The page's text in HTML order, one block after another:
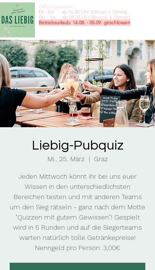
Öffnungszeiten:
Di - Mi: ab 16:30 Uhr (Dinner + Drinks)
Do - Sa: ab 09:30 Uhr (Brunch + Dinner)
Betriebsurlaub: 14.08. - 05.09. geschlossen
Liebig-Pubquiz
Mi., 25. März
  |
Graz
Jeden Mittwoch könnt ihr bei uns euer
Wissen in den unterschiedlichsten
Bereichen testen und mit anderen Teams
um den Sieg rätseln - ganz nach dem Motte
"Quizzen mit gutem Gewissen"! Gespielt
wird in 5 Runden und auf die Siegerteams
warten natürlich tolle Getränkepreise!
Nenngeld pro Person: 3,00€